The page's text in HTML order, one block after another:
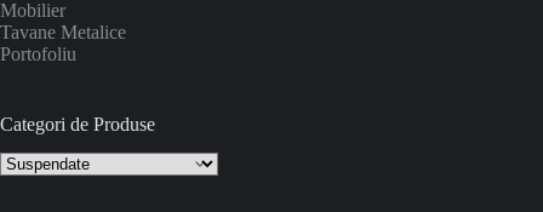
Mobilier
Tavane Metalice
Portofoliu
Categori de Produse